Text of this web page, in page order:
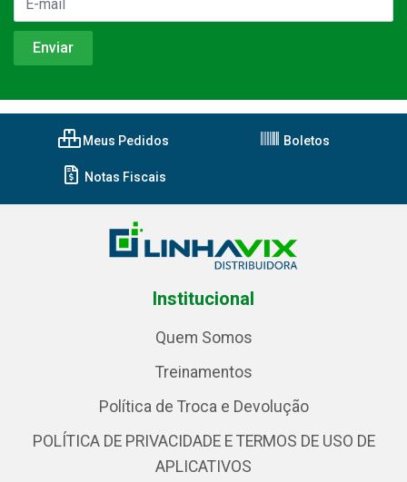
Meus Pedidos Boletos
Notas Fiscais
Institucional
Quem Somos
Treinamentos
Política de Troca e Devolução
POLÍTICA DE PRIVACIDADE E TERMOS DE USO DE
APLICATIVOS